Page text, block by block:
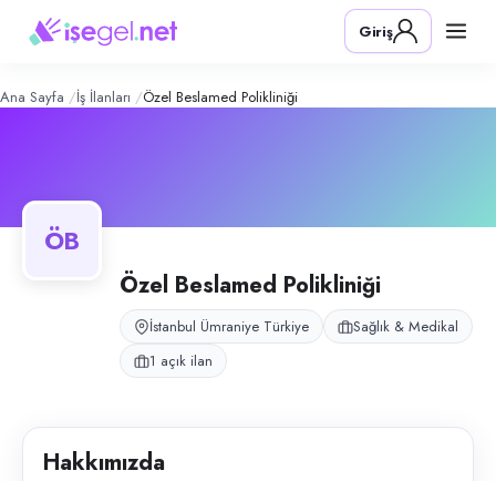
Beslamed Polikliniği – Şirket
Konum:
Özel Beslamed Polikliniği, İstanbul Ümraniye'de lazer epilasyon
Giriş
Ana Sayfa İş İlanları Özel Beslamed Polikliniği
ÖB
Özel Beslamed Polikliniği
İstanbul Ümraniye Türkiye
Sağlık & Medikal
1 açık ilan
Hakkımızda